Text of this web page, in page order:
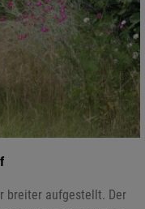
breiter aufgestellt. Der